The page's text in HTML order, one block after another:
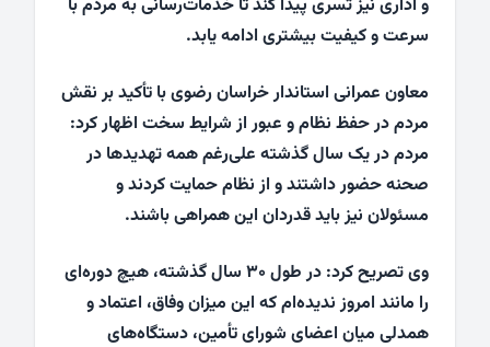
و اداری نیز تسری پیدا کند تا خدمات‌رسانی به مردم با
سرعت و کیفیت بیشتری ادامه یابد.
معاون عمرانی استاندار خراسان رضوی با تأکید بر نقش
مردم در حفظ نظام و عبور از شرایط سخت اظهار کرد:
مردم در یک سال گذشته علی‌رغم همه تهدیدها در
صحنه حضور داشتند و از نظام حمایت کردند و
مسئولان نیز باید قدردان این همراهی باشند.
وی تصریح کرد: در طول ۳۰ سال گذشته، هیچ دوره‌ای
را مانند امروز ندیده‌ام که این میزان وفاق، اعتماد و
همدلی میان اعضای شورای تأمین، دستگاه‌های